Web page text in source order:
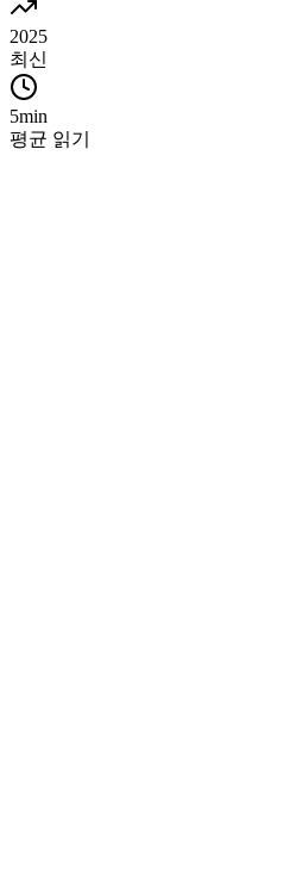
2025
최신
5min
평균 읽기